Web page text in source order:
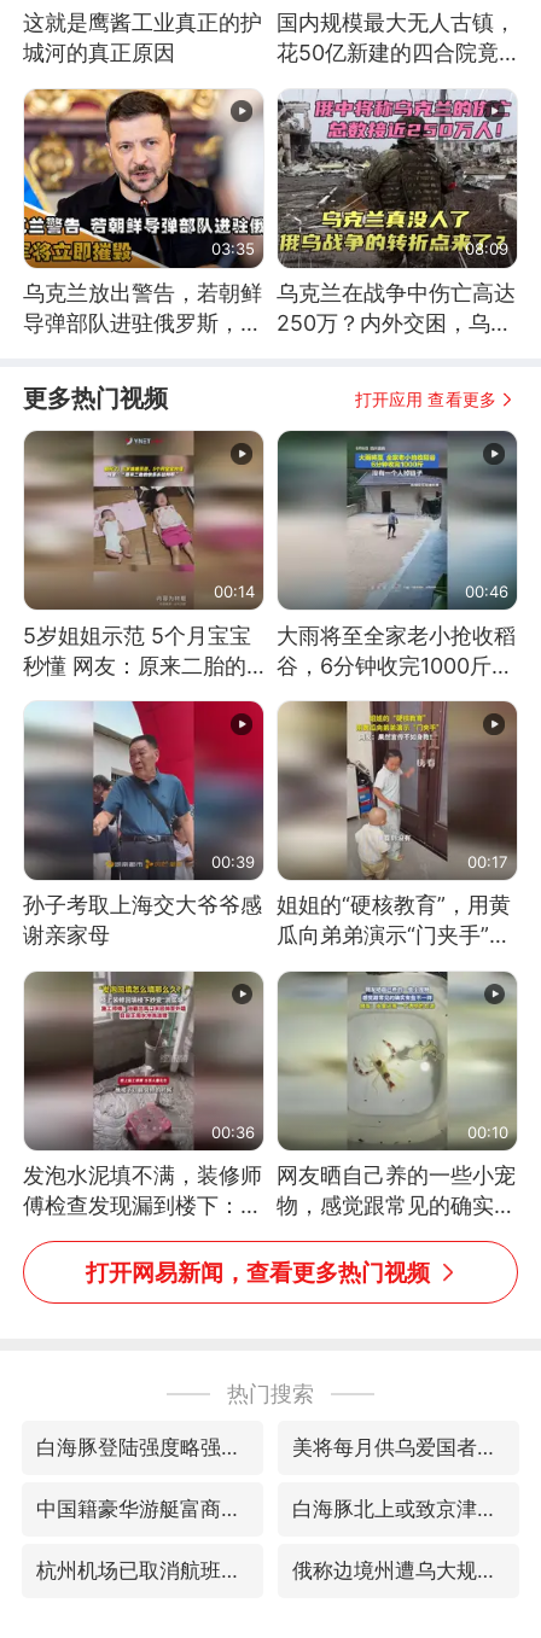
这就是鹰酱工业真正的护
城河的真正原因
国内规模最大无人古镇，
花50亿新建的四合院竟
03:35
乌克兰放出警告，若朝鲜
导弹部队进驻俄罗斯，乌
08:09
乌克兰在战争中伤亡高达
250万？内外交困，乌克
更多热门视频 打开应用 查看更多
00:14
5岁姐姐示范 5个月宝宝
秒懂 网友：原来二胎的
快乐长这样
00:46
大雨将至全家老小抢收稻
谷，6分钟收完1000斤，
没有一个人掉链子
00:39
孙子考取上海交大爷爷感
谢亲家母
00:17
姐姐的“硬核教育”，用黄
瓜向弟弟演示“门夹手”，
网友：果然言传不如身
教！
00:36
发泡水泥填不满，装修师
傅检查发现漏到楼下：出
风口未延伸到外墙
00:10
网友晒自己养的一些小宠
物，感觉跟常见的确实有
些不一样
打开网易新闻，查看更多热门视频
热门搜索
白海豚登陆强度略强于巴威 美将每月供乌爱国者拦截导弹
中国籍豪华游艇富商之子在泰国被杀 白海豚北上或致京津冀暴雨
杭州机场已取消航班388架次 俄称边境州遭乌大规模袭击已致13伤